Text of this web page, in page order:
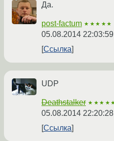
Да.
post-factum ★★★★★
05.08.2014
Ссылка
UDP
Deathstalker
05.08.2014
Ссылка